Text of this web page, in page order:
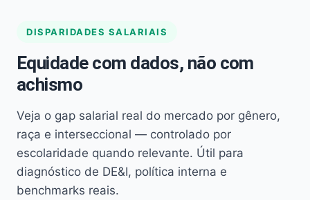
DISPARIDADES SALARIAIS
Equidade com dados, não com
achismo
Veja o gap salarial real do mercado por gênero,
raça e interseccional — controlado por
escolaridade quando relevante. Útil para
diagnóstico de DE&I, política interna e
benchmarks reais.